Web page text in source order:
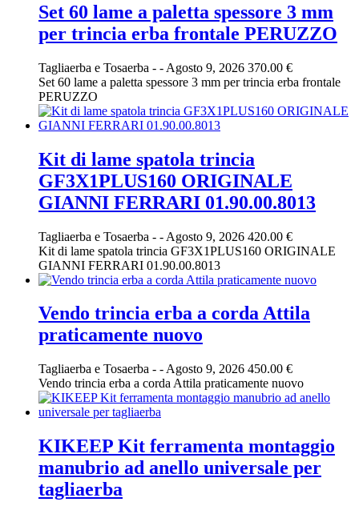
Set 60 lame a paletta spessore 3 mm
per trincia erba frontale PERUZZO
Tagliaerba e Tosaerba - - Agosto 9, 2026 370.00 €
Set 60 lame a paletta spessore 3 mm per trincia erba frontale
PERUZZO
Kit di lame spatola trincia
GF3X1PLUS160 ORIGINALE
GIANNI FERRARI 01.90.00.8013
Tagliaerba e Tosaerba - - Agosto 9, 2026 420.00 €
Kit di lame spatola trincia GF3X1PLUS160 ORIGINALE
GIANNI FERRARI 01.90.00.8013
Vendo trincia erba a corda Attila
praticamente nuovo
Tagliaerba e Tosaerba - - Agosto 9, 2026 450.00 €
Vendo trincia erba a corda Attila praticamente nuovo
KIKEEP Kit ferramenta montaggio
manubrio ad anello universale per
tagliaerba